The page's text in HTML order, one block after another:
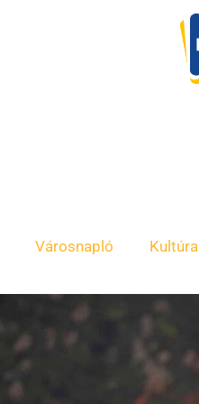
Városnapló Kultúra